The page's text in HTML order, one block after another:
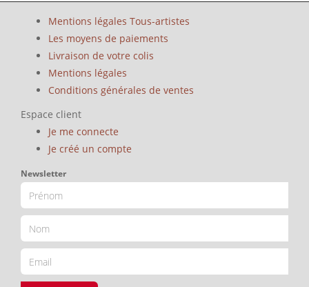
Mentions légales Tous-artistes
Les moyens de paiements
Livraison de votre colis
Mentions légales
Conditions générales de ventes
Espace client
Je me connecte
Je créé un compte
Newsletter